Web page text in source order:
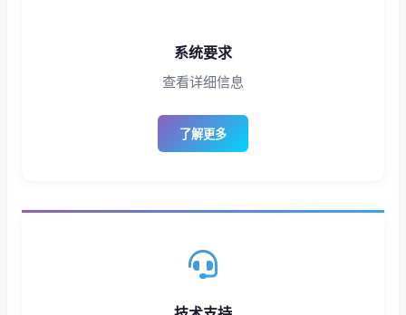
系统要求
查看详细信息
了解更多